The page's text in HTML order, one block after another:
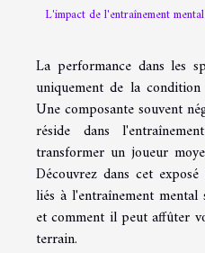
L'impact de l'entraînement
La performance dans les
uniquement de la
Une composante souvent
réside dans
transformer un joueur
Découvrez dans cet
liés à l'entraînement
et comment il peut affûter
terrain.